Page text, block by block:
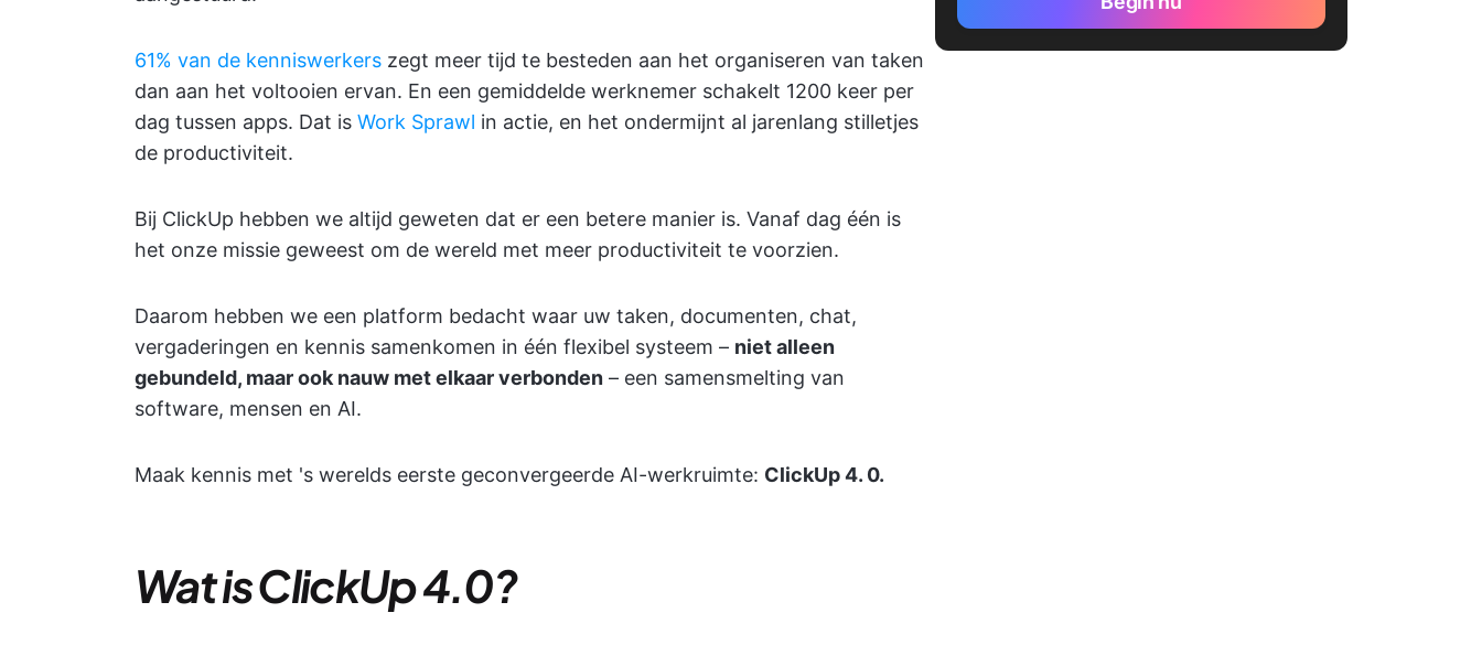
61% van de kenniswerkers zegt meer tijd te besteden aan het organiseren van taken
dan aan het voltooien ervan. En een gemiddelde werknemer schakelt 1200 keer per
dag tussen apps. Dat is Work Sprawl in actie, en het ondermijnt al jarenlang stilletjes
de productiviteit.
Bij ClickUp hebben we altijd geweten dat er een betere manier is. Vanaf dag één is
het onze missie geweest om de wereld met meer productiviteit te voorzien.
Daarom hebben we een platform bedacht waar uw taken, documenten, chat,
vergaderingen en kennis samenkomen in één flexibel systeem – niet alleen
gebundeld, maar ook nauw met elkaar verbonden – een samensmelting van
software, mensen en AI.
Maak kennis met 's werelds eerste geconvergeerde AI-werkruimte: ClickUp 4. 0.
Wat is ClickUp 4.0?